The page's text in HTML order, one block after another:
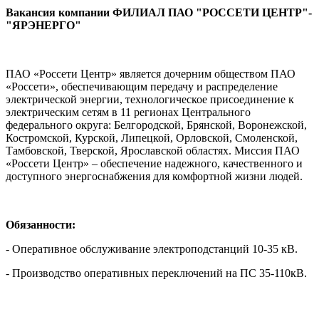
Вакансия компании ФИЛИАЛ ПАО "РОССЕТИ ЦЕНТР"-
"ЯРЭНЕРГО"
ПАО «Россети Центр» является дочерним обществом ПАО
«Россети», обеспечивающим передачу и распределение
электрической энергии, технологическое присоединение к
электрическим сетям в 11 регионах Центрального
федерального округа: Белгородской, Брянской, Воронежской,
Костромской, Курской, Липецкой, Орловской, Смоленской,
Тамбовской, Тверской, Ярославской областях. Миссия ПАО
«Россети Центр» – обеспечение надежного, качественного и
доступного энергоснабжения для комфортной жизни людей.
Обязанности:
- Оперативное обслуживание электроподстанций 10-35 кВ.
- Производство оперативных переключений на ПС 35-110кВ.